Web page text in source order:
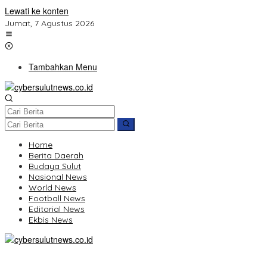
Lewati ke konten
Jumat, 7 Agustus 2026
Tambahkan Menu
Home
Berita Daerah
Budaya Sulut
Nasional News
World News
Football News
Editorial News
Ekbis News